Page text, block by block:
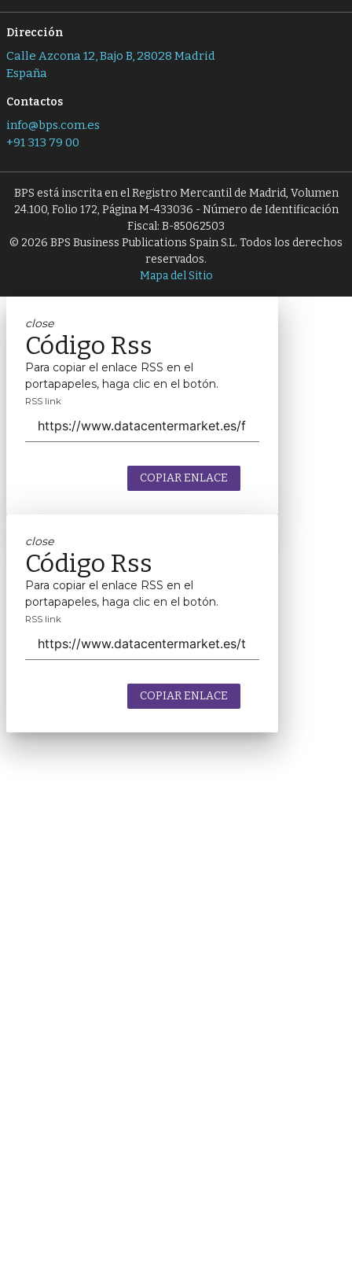
Dirección
Calle Azcona 12, Bajo B, 28028 Madrid
España
Contactos
info@bps.com.es
+91 313 79 00
BPS está inscrita en el Registro Mercantil de Madrid, Volumen
24.100, Folio 172, Página M-433036 - Número de Identificación
Fiscal: B-85062503
© 2026 BPS Business Publications Spain S.L. Todos los derechos
reservados.
Mapa del Sitio
close
Código Rss
Para copiar el enlace RSS en el
portapapeles, haga clic en el botón.
RSS link
COPIAR ENLACE
close
Código Rss
Para copiar el enlace RSS en el
portapapeles, haga clic en el botón.
RSS link
COPIAR ENLACE